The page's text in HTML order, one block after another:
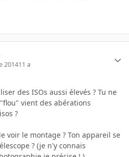
201411 a
des ISOs aussi élevés ? Tu ne
vient des abérations
?
voir le montage ? Ton appareil se
? (je n'y connais